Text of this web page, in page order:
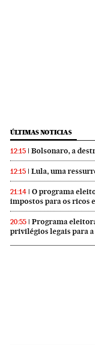
ÚLTIMAS NOTICIAS
12:15 Bolsonaro, a
12:15 Lula, uma
21:14
O programa
impostos para os ricos
20:55
Programa
privilégios legais para